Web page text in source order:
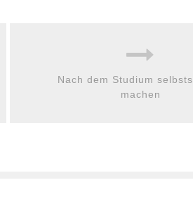
Nach dem Studium
machen